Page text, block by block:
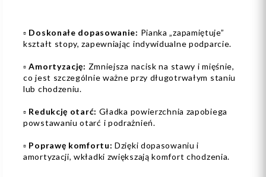
▫️ Doskonałe dopasowanie: Pianka „zapamiętuje”
kształt stopy, zapewniając indywidualne podparcie.
▫️ Amortyzację: Zmniejsza nacisk na stawy i mięśnie,
co jest szczególnie ważne przy długotrwałym staniu
lub chodzeniu.
▫️ Redukcję otarć: Gładka powierzchnia zapobiega
powstawaniu otarć i podrażnień.
▫️ Poprawę komfortu:Dzięki dopasowaniu i
amortyzacji, wkładki zwiększają komfort chodzenia.